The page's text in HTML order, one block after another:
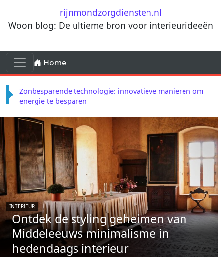
Ga naar de inhoudrijnmondzorgdiensten.nl
Woon blog: De ultieme bron voor interieurideeën
Ga naar de inhoud
Hoofdnavigatie
Home
Zonbesparende technologie: innovatieve manieren om
energie te besparen
INTERIEUR
Ontdek de styling geheimen van
Middeleeuws minimalisme in
hedendaags interieur